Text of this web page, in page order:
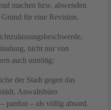
machen bzw. abwenden
für eine Revision.
nicht nur von
auch unnötig:
der Stadt gegen das
Anwaltsbüro
pardon – als völlig absurd.